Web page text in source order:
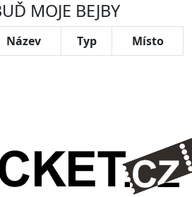
MOJE BEJBY
Název Typ Místo